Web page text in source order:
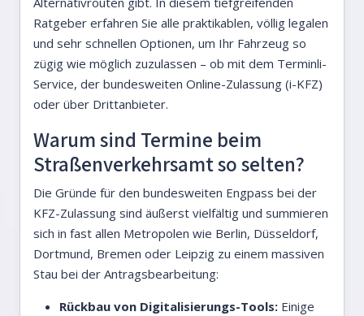
Ratgeber erfahren Sie alle praktikablen, völlig legalen
und sehr schnellen Optionen, um Ihr Fahrzeug so
zügig wie möglich zuzulassen – ob mit dem Terminli-
Service, der bundesweiten Online-Zulassung (i-KFZ)
oder über Drittanbieter.
Warum sind Termine beim
Straßenverkehrsamt so selten?
Die Gründe für den bundesweiten Engpass bei der
KFZ-Zulassung sind äußerst vielfältig und summieren
sich in fast allen Metropolen wie Berlin, Düsseldorf,
Dortmund, Bremen oder Leipzig zu einem massiven
Stau bei der Antragsbearbeitung:
Rückbau von Digitalisierungs-Tools: Einige